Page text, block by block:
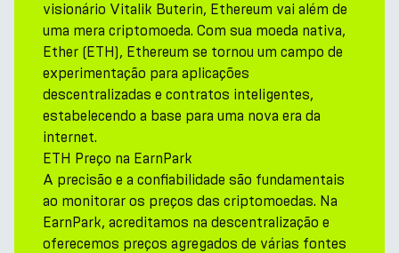
visionário Vitalik Buterin, Ethereum vai além de
uma mera criptomoeda. Com sua moeda nativa,
Ether (ETH), Ethereum se tornou um campo de
experimentação para aplicações
descentralizadas e contratos inteligentes,
estabelecendo a base para uma nova era da
internet.
ETH Preço na EarnPark
A precisão e a confiabilidade são fundamentais
ao monitorar os preços das criptomoedas. Na
EarnPark, acreditamos na descentralização e
oferecemos preços agregados de várias fontes